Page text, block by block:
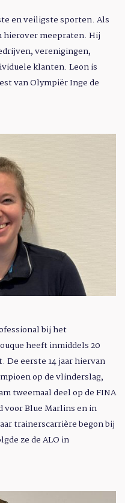
en veiligste sporten. Als
hierover meepraten. Hij
verenigingen,
klanten. Leon is
van Olympiër Inge de
bij het
heeft inmiddels 20
De eerste 14 jaar hiervan
op de vlinderslag,
tweemaal deel op de FINA
voor Blue Marlins en in
trainerscarrière begon bij
ze de ALO in